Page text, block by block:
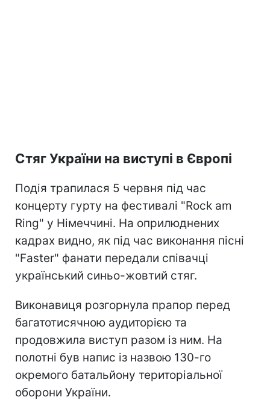
Стяг України на виступі в Європі
Подія трапилася 5 червня під час
концерту гурту на фестивалі "Rock am
Ring" у Німеччині. На оприлюднених
кадрах видно, як під час виконання пісні
"Faster" фанати передали співачці
український синьо-жовтий стяг.
Виконавиця розгорнула прапор перед
багатотисячною аудиторією та
продовжила виступ разом із ним. На
полотні був напис із назвою 130-го
окремого батальйону територіальної
оборони України.